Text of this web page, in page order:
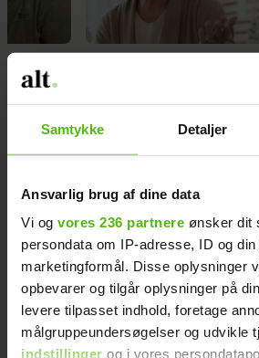
Samtykke Detaljer
Ansvarlig brug af dine data
Vi og vores 236 partnere ønsker dit
persondata om IP-adresse, ID og
marketingformål. Disse oplysninger
opbevarer og tilgår oplysninger på
levere tilpasset indhold, foretage
målgruppeundersøgelser og udvikle
indstillinger og i vores
Nogle mænd bliver aldrig
gode fædre - og min søn er
en af dem